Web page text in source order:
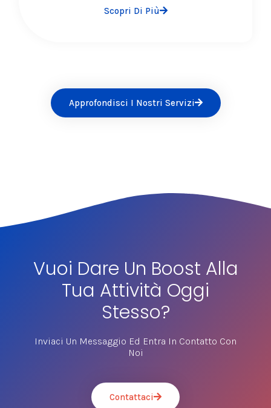
Scopri Di Più
Approfondisci I Nostri Servizi
Vuoi Dare Un Boost Alla
Tua Attività Oggi
Stesso?
Inviaci Un Messaggio Ed Entra In Contatto Con
Noi
Contattaci